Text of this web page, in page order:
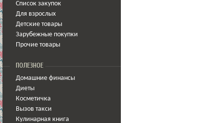
Список закупок
Для взрослых
Детские товары
Зарубежные покупки
Прочие товары
ПОЛЕЗНОЕ
Домашние финансы
Диеты
Косметичка
Вызов такси
Кулинарная книга